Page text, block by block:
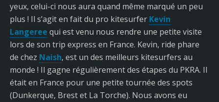
yeux, celui-ci nous aura quand même marqué un peu
plus ! Il s’agit en fait du pro kitesurfer Kevin
Langeree qui est venu nous rendre une petite visite
lors de son trip express en France. Kevin, ride phare
de chez Naish, est un des meilleurs kitesurfers au
monde ! Il gagne régulièrement des étapes du PKRA. Il
était en France pour une petite tournée des spots
(Dunkerque, Brest et La Torche). Nous avons eu